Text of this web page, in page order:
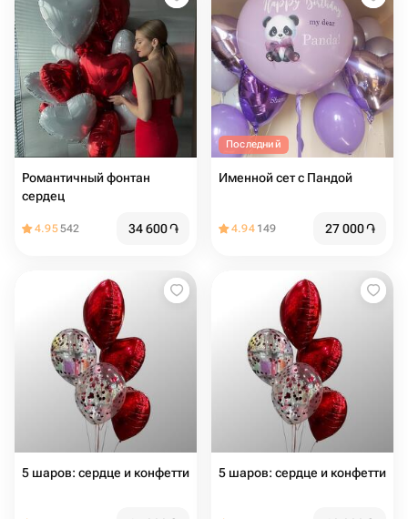
Романтичный фонтан
сердец
4.95542 34 600֏
Последний
Именной сет с Пандой
4.94 149 27 000֏
5 шаров: сердце и конфетти 5 шаров: сердце и конфетти